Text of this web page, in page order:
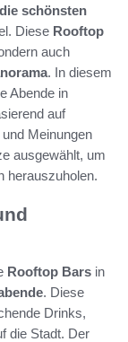
die schönsten
Diese Rooftop
auch
. In diesem
Abende in
auf
Meinungen
ausgewählt, um
herauszuholen.
Rooftop Bars in
. Diese
Drinks,
die Stadt. Der